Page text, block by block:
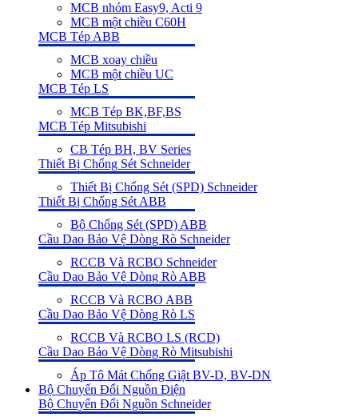
MCB nhóm Easy9, Acti 9
MCB một chiều C60H
MCB Tép ABB
MCB xoay chiều
MCB một chiều UC
MCB Tép LS
MCB Tép BK,BF,BS
MCB Tép Mitsubishi
CB Tép BH, BV Series
Thiết Bị Chống Sét Schneider
Thiết Bị Chống Sét (SPD) Schneider
Thiết Bị Chống Sét ABB
Bộ Chống Sét (SPD) ABB
Cầu Dao Bảo Vệ Dòng Rò Schneider
RCCB Và RCBO Schneider
Cầu Dao Bảo Vệ Dòng Rò ABB
RCCB Và RCBO ABB
Cầu Dao Bảo Vệ Dòng Rò LS
RCCB Và RCBO LS (RCD)
Cầu Dao Bảo Vệ Dòng Rò Mitsubishi
Áp Tô Mát Chống Giật BV-D, BV-DN
Bộ Chuyển Đổi Nguồn Điện
Bộ Chuyển Đổi Nguồn Schneider